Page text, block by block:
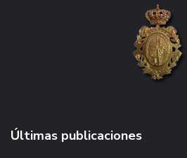
Últimas publicaciones